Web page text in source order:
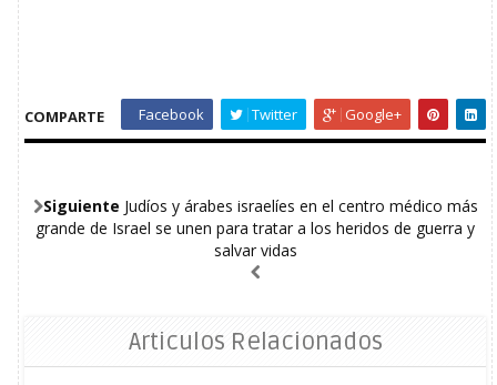
COMPARTE Facebook Twitter Google+
Siguiente Judíos y árabes israelíes en el centro médico más
grande de Israel se unen para tratar a los heridos de guerra y
salvar vidas
Articulos Relacionados